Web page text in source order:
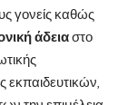
γονείς καθώς
άδειαστο
εκπαιδευτικών,